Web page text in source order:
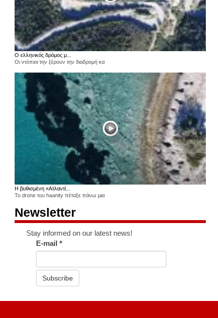
Ο ελληνικός δρόμος μ...
Οι ντόπιοι την ξέρουν την διαδρομή κα
Η βυθισμένη «Ατλαντί...
Το drone του haanity πέταξε πάνω μια
Newsletter
Stay informed on our latest news!
E-mail*
Subscribe